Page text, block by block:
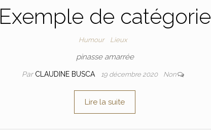
Exemple de catégorie
Humour Lieux
pinasse amarrée
Par CLAUDINE BUSCA 19 décembre 2020 Non
Lire la suite